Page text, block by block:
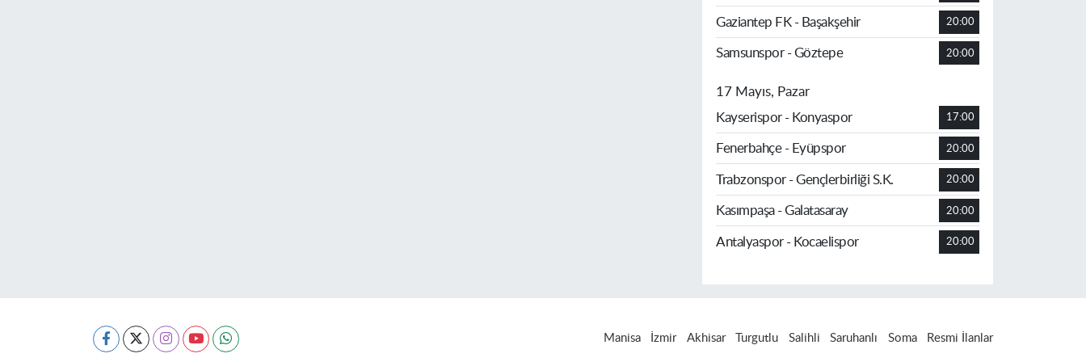
Gaziantep FK - Başakşehir 20:00
Samsunspor - Göztepe 20:00
17 Mayıs, Pazar
Kayserispor - Konyaspor
17:00
Fenerbahçe - Eyüpspor 20:00
Trabzonspor - Gençlerbirliği S.K. 20:00
Kasımpaşa - Galatasaray 20:00
Antalyaspor - Kocaelispor 20:00
Manisa İzmir Akhisar Turgutlu Salihli Saruhanlı Soma Resmi İlanlar